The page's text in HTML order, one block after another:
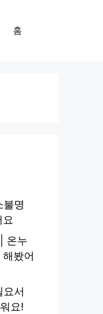
홈
불명
요
온누
봤어
서
요!